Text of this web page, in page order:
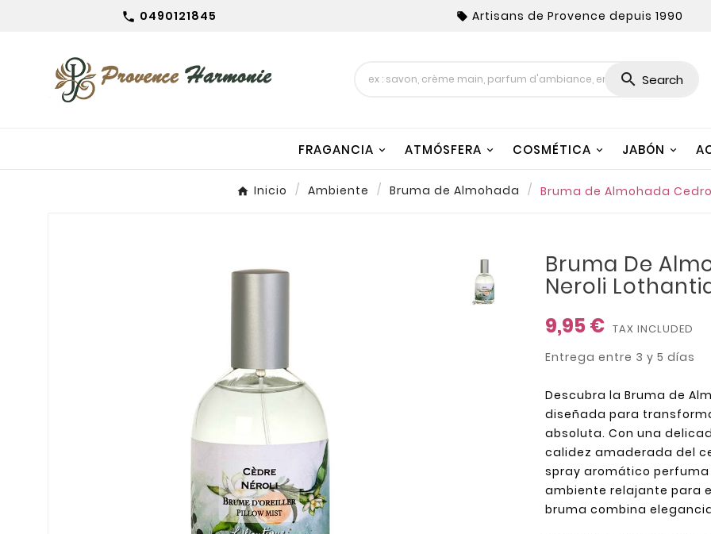
 0490121845  Artisans de Provence depuis 1990
 Search
FRAGANCIA ATMÓSFERA COSMÉTICA JABÓN
Inicio Ambiente Bruma de Almohada Bruma de Almohada
Bruma De
Neroli
9,95 € TAX INCLUDED
Entrega entre 3 y 5 días
Descubra la Bruma de
diseñada para
absoluta. Con una
calidez amaderada del
spray aromático
ambiente relajante para
bruma combina